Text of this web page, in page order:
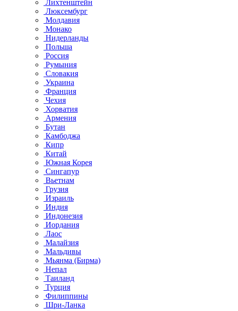
Лихтенштейн
Люксембург
Молдавия
Монако
Нидерланды
Польша
Россия
Румыния
Словакия
Украина
Франция
Чехия
Хорватия
Армения
Бутан
Камбоджа
Кипр
Китай
Южная Корея
Сингапур
Вьетнам
Грузия
Израиль
Индия
Индонезия
Иордания
Лаос
Малайзия
Мальдивы
Мьянма (Бирма)
Непал
Таиланд
Турция
Филиппины
Шри-Ланка